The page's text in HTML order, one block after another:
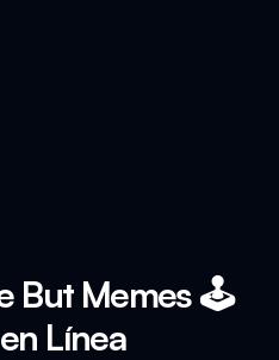
But Memes 🕹️
Línea